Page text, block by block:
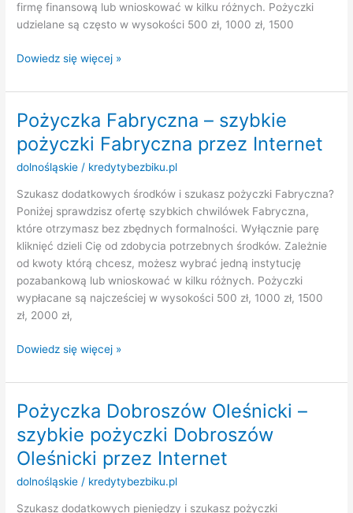
firmę finansową lub wnioskować w kilku różnych. Pożyczki
udzielane są często w wysokości 500 zł, 1000 zł, 1500
Pożyczka
Górna
szybkie
pożyczki
Piława
przez
Internet
Dowiedz się więcej »
Pożyczka Fabryczna – szybkie
pożyczki Fabryczna przez Internet
dolnośląskie / kredytybezbiku.pl
Szukasz dodatkowych środków i szukasz pożyczki Fabryczna?
Poniżej sprawdzisz ofertę szybkich chwilówek Fabryczna,
które otrzymasz bez zbędnych formalności. Wyłącznie parę
kliknięć dzieli Cię od zdobycia potrzebnych środków. Zależnie
od kwoty którą chcesz, możesz wybrać jedną instytucję
pozabankową lub wnioskować w kilku różnych. Pożyczki
wypłacane są najcześciej w wysokości 500 zł, 1000 zł, 1500
zł, 2000 zł,
Pożyczka
–
pożyczki
Fabryczna
przez
Internet
Dowiedz się więcej »
Pożyczka Dobroszów Oleśnicki –
szybkie pożyczki Dobroszów
Oleśnicki przez Internet
dolnośląskie / kredytybezbiku.pl
Szukasz dodatkowych pieniędzy i szukasz pożyczki